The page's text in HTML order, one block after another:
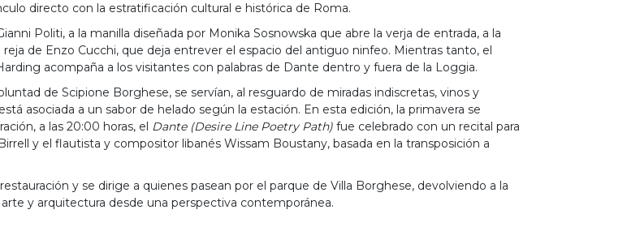
directo con la estratificación cultural e histórica de Roma.
Politi, a la manilla diseñada por Monika Sosnowska que abre la verja de entrada, a la
de Enzo Cucchi, que deja entrever el espacio del antiguo ninfeo. Mientras tanto, el
acompaña a los visitantes con palabras de Dante dentro y fuera de la Loggia.
de Scipione Borghese, se servían, al resguardo de miradas indiscretas, vinos y
asociada a un sabor de helado según la estación. En esta edición, la primavera se
a las 20:00 horas, el Dante (Desire Line Poetry Path) fue celebrado con un recital para
y el flautista y compositor libanés Wissam Boustany, basada en la transposición a
y se dirige a quienes pasean por el parque de Villa Borghese, devolviendo a la
y arquitectura desde una perspectiva contemporánea.